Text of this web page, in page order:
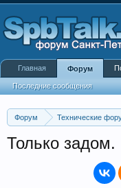
Форум Технические
Только задом.
Главная Форум
Последние сообщения